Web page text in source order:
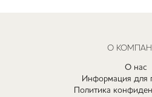
О
О нас
Информация для
Политика